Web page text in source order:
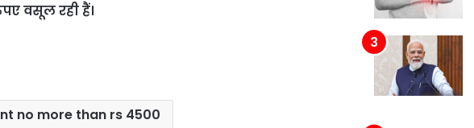
वसूल रही हैं।
no more than rs 4500